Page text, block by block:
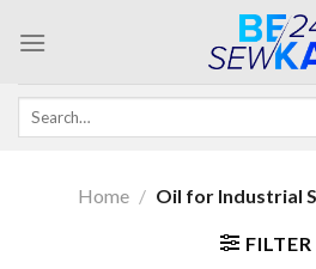
Search
Home / Oil for Industrial
FILTER